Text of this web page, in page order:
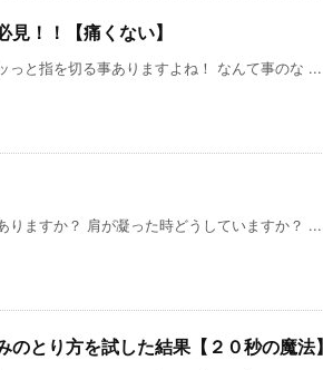
見！！【痛くない】
っと指を切る事ありますよね！ なんて事のな ...
りますか？ 肩が凝った時どうしていますか？ ...
とり方を試した結果【２０秒の魔法】